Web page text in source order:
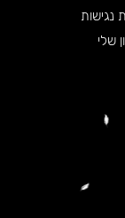
נגישות
שלי